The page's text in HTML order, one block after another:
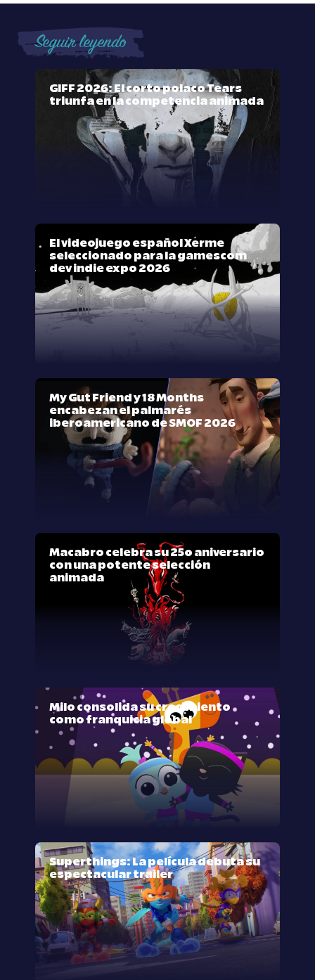
Seguir leyendo
GIFF 2026: El corto polaco Tears
triunfa en la competencia animada
El videojuego español Xerme
seleccionado para la gamescom
dev indie expo 2026
My Gut Friend y 18 Months
encabezan el palmarés
iberoamericano de SMOF 2026
Macabro celebra su 25º aniversario
con una potente selección
animada
Milo consolida su crecimiento
como franquicia global
Superthings: La película debuta su
espectacular trailer